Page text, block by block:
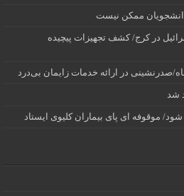
ممکن نیست
در کرج/‌ کشف تجهیزات پیچیده
شد
موقوفه ای پای بیماران کلیوی ایستاد